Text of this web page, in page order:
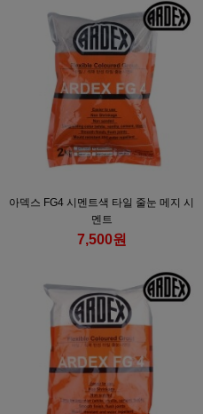
아덱스 FG4 시멘트색 타일 줄눈 메지 시
멘트
7,500원